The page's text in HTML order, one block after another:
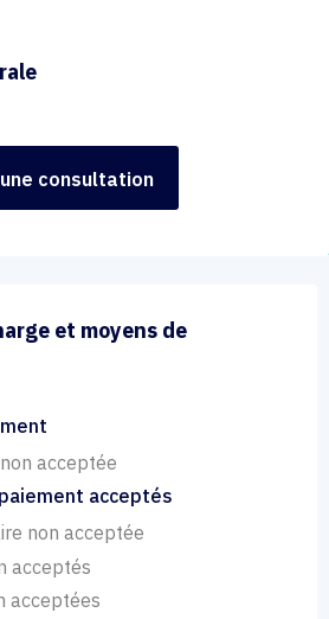
consultation
et moyens de
acceptée
acceptés
non acceptée
acceptés
acceptées